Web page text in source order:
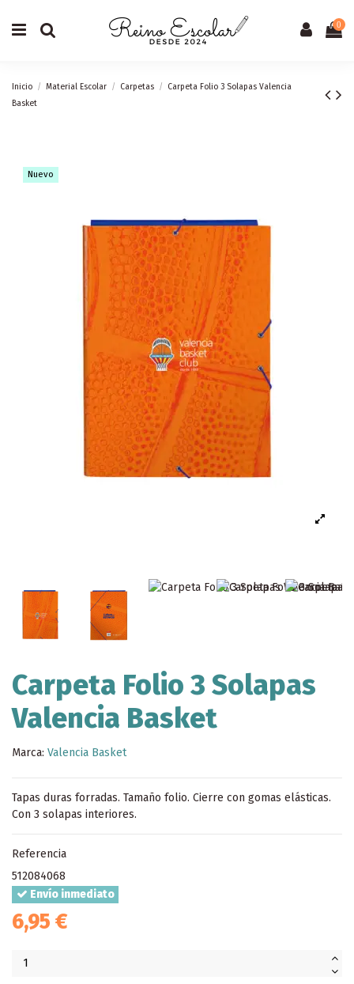
0
Inicio Material Escolar Carpetas
Carpeta Folio 3 Solapas Valencia
Basket
Nuevo
Carpeta Folio 3 Solapas
Valencia Basket
Marca: Valencia Basket
Tapas duras forradas. Tamaño folio. Cierre con gomas elásticas.
Con 3 solapas interiores.
Referencia
512084068
Envío inmediato
6,95 €